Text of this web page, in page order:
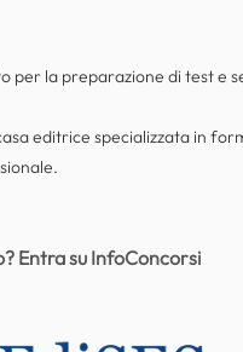
per la preparazione di test e
editrice specializzata in
Entra su InfoConcorsi